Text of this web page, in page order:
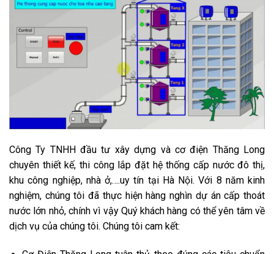
Công Ty TNHH đầu tư xây dựng và cơ điện Thăng Long
chuyên thiết kế, thi công lắp đặt hệ thống cấp nước đô thị,
khu công nghiệp, nhà ở,….uy tín tại Hà Nội. Với 8 năm kinh
nghiệm, chúng tôi đã thực hiện hàng nghìn dự án cấp thoát
nước lớn nhỏ, chính vì vậy Quý khách hàng có thể yên tâm về
dịch vụ của chúng tôi. Chúng tôi cam kết: